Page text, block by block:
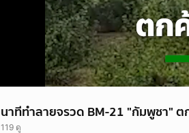
นาทีทำลายจรวด BM-21 "กัมพูชา" ต
119 ดู